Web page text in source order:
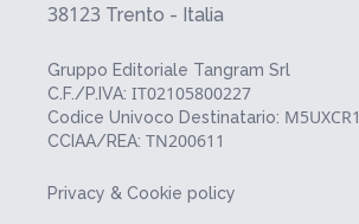
38123 Trento - Italia
Gruppo Editoriale Tangram Srl
C.F./P.IVA: IT02105800227
Codice Univoco Destinatario: M5UXCR1
CCIAA/REA: TN200611
Privacy & Cookie policy